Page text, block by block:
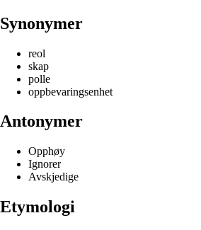
Synonymer
reol
skap
polle
oppbevaringsenhet
Antonymer
Opphøy
Ignorer
Avskjedige
Etymologi